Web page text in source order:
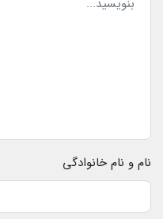
نام و نام خانوادگی